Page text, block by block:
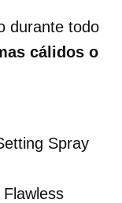
durante todo
cálidos o
Spray